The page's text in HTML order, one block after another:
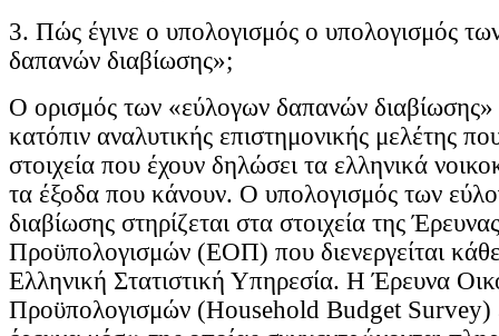
3. Πώς έγινε ο υπολογισμός ο υπολογισμός
δαπανών διαβίωσης»;
Ο ορισμός των «εύλογων δαπανών διαβίωσης»
κατόπιν αναλυτικής επιστημονικής μελέτης
στοιχεία που έχουν δηλώσει τα ελληνικά
τα έξοδα που κάνουν. Ο υπολογισμός των
διαβίωσης στηρίζεται στα στοιχεία της
Προϋπολογισμών (ΕΟΠ) που διενεργείται
Ελληνική Στατιστική Υπηρεσία. H Έρευνα
Προϋπολογισμών (Household Budget Survey)